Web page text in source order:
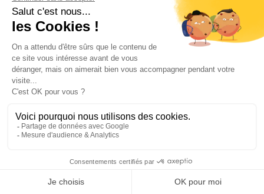
CONTENU
Grande table réservée pour votre groupe
Dîner complet: apéritif, plat et dessert
Animation déjantée (piano bar) durant tout le
dîner
jusqu'à 2h
Mon EVJF à Bruxelles